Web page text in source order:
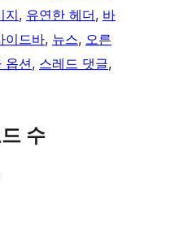
지, 유연한 헤더, 바
이드바, 뉴스, 오른
옵션, 스레드 댓글
수